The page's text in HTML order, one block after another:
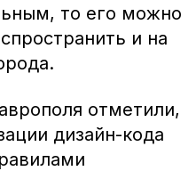
то его можно
и на
отметили,
дизайн-кода